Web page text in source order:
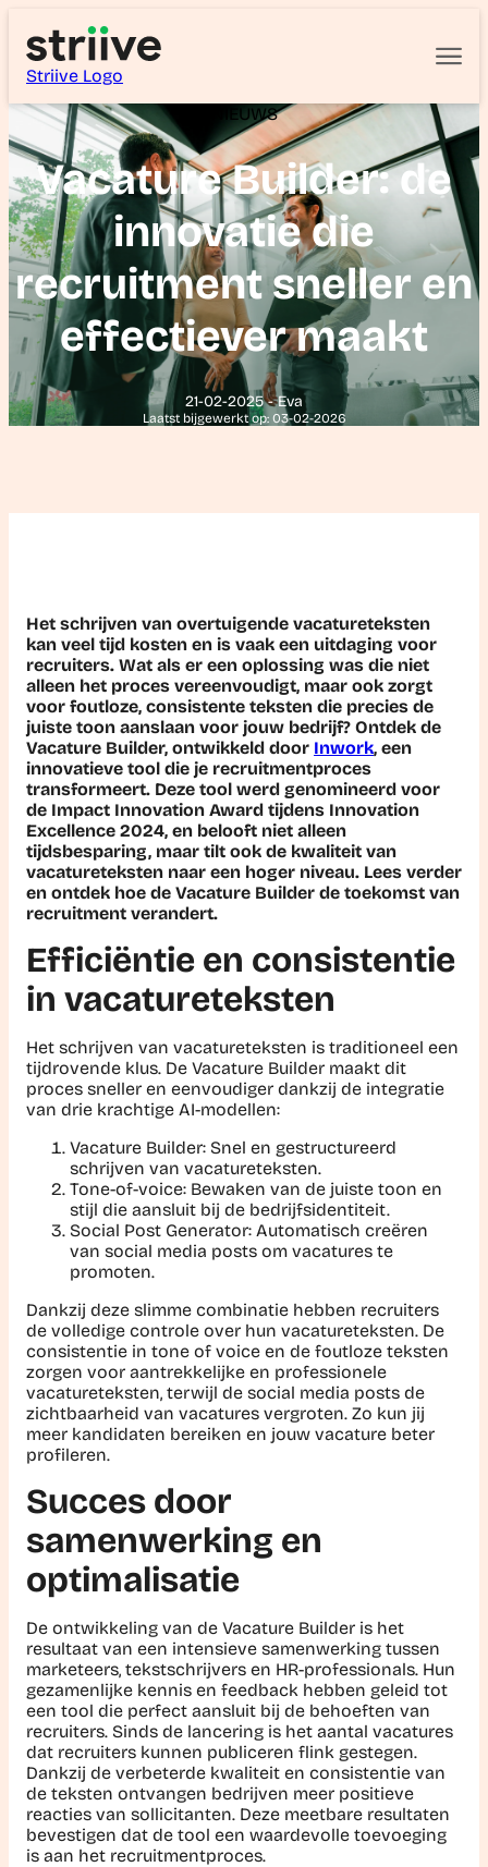
Striive Logo
NIEUWS
Vacature Builder: de
innovatie die
recruitment sneller en
effectiever maakt
21-02-2025 - Eva
Laatst bijgewerkt op: 03-02-2026
Het schrijven van overtuigende vacatureteksten
kan veel tijd kosten en is vaak een uitdaging voor
recruiters. Wat als er een oplossing was die niet
alleen het proces vereenvoudigt, maar ook zorgt
voor foutloze, consistente teksten die precies de
juiste toon aanslaan voor jouw bedrijf? Ontdek de
Vacature Builder, ontwikkeld door Inwork, een
innovatieve tool die je recruitmentproces
transformeert. Deze tool werd genomineerd voor
de Impact Innovation Award tijdens Innovation
Excellence 2024, en belooft niet alleen
tijdsbesparing, maar tilt ook de kwaliteit van
vacatureteksten naar een hoger niveau. Lees verder
en ontdek hoe de Vacature Builder de toekomst van
recruitment verandert.
Efficiëntie en consistentie
in vacatureteksten
Het schrijven van vacatureteksten is traditioneel een
tijdrovende klus. De Vacature Builder maakt dit
proces sneller en eenvoudiger dankzij de integratie
van drie krachtige AI-modellen:
Vacature Builder: Snel en gestructureerd
schrijven van vacatureteksten.
Tone-of-voice: Bewaken van de juiste toon en
stijl die aansluit bij de bedrijfsidentiteit.
Social Post Generator: Automatisch creëren
van social media posts om vacatures te
promoten.
Dankzij deze slimme combinatie hebben recruiters
de volledige controle over hun vacatureteksten. De
consistentie in tone of voice en de foutloze teksten
zorgen voor aantrekkelijke en professionele
vacatureteksten, terwijl de social media posts de
zichtbaarheid van vacatures vergroten. Zo kun jij
meer kandidaten bereiken en jouw vacature beter
profileren.
Succes door
samenwerking en
optimalisatie
De ontwikkeling van de Vacature Builder is het
resultaat van een intensieve samenwerking tussen
marketeers, tekstschrijvers en HR-professionals. Hun
gezamenlijke kennis en feedback hebben geleid tot
een tool die perfect aansluit bij de behoeften van
recruiters. Sinds de lancering is het aantal vacatures
dat recruiters kunnen publiceren flink gestegen.
Dankzij de verbeterde kwaliteit en consistentie van
de teksten ontvangen bedrijven meer positieve
reacties van sollicitanten. Deze meetbare resultaten
bevestigen dat de tool een waardevolle toevoeging
is aan het recruitmentproces.